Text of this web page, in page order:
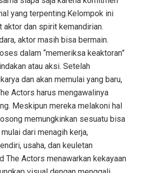
yang terpenting.Kelompok ini
dan spirit kemandirian.
aktor masih bisa bermain.
dalam “memeriksa keaktoran”
atau aksi. Setelah
dan akan memulai yang baru,
Actors harus mengawalinya
Meskipun mereka melakoni hal
memungkinkan sesuatu bisa
dari menagih kerja,
usaha, dan keuletan
The Actors menawarkan kekayaan